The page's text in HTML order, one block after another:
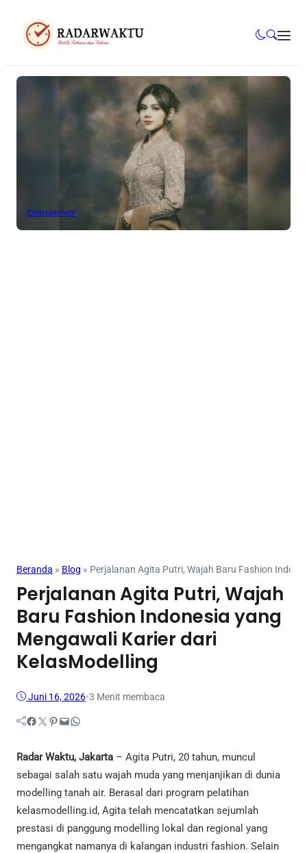
Entertainment
Beranda » Blog » Perjalanan Agita Putri, Wajah Baru Fashion
Perjalanan Agita Putri, Wajah
Baru Fashion Indonesia yang
Mengawali Karier dari
KelasModelling
Juni 16, 2026•3 Menit membaca
Facebook Twitter Pinterest Mail WhatsApp
Radar Waktu, Jakarta – Agita Putri, 20 tahun, muncul
sebagai salah satu wajah muda yang menjanjikan di dunia
modelling tanah air. Berasal dari program pelatihan
kelasmodelling.id, Agita telah mencatatkan sejumlah
prestasi di panggung modelling lokal dan regional yang
mengangkat namanya di kalangan industri fashion. Selain